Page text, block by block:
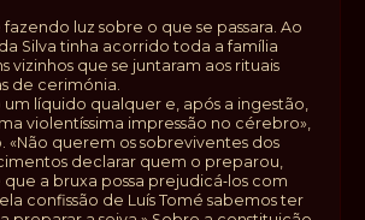
fazendo luz sobre o que se passara. Ao
Silva tinha acorrido toda a família
vizinhos que se juntaram aos rituais
de cerimónia.
líquido qualquer e, após a ingestão,
violentíssima impressão no cérebro»,
«Não querem os sobreviventes dos
declarar quem o preparou,
a bruxa possa prejudicá‑los com
confissão de Luís Tomé sabemos ter